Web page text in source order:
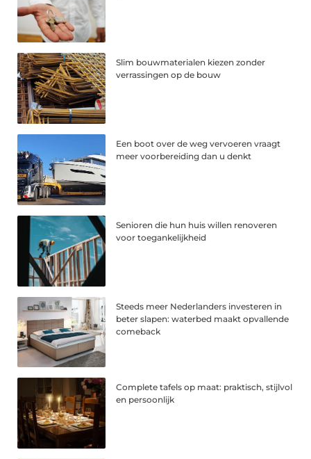
Slim bouwmaterialen kiezen zonder
verrassingen op de bouw
Een boot over de weg vervoeren vraagt
meer voorbereiding dan u denkt
Senioren die hun huis willen renoveren
voor toegankelijkheid
Steeds meer Nederlanders investeren in
beter slapen: waterbed maakt opvallende
comeback
Complete tafels op maat: praktisch, stijlvol
en persoonlijk